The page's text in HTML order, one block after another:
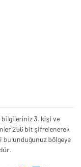
3. kişi ve
256 bit şifrelenerek
bulunduğunuz bölgeye